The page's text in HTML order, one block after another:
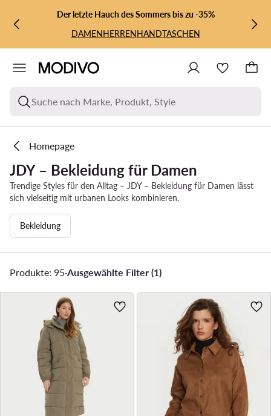
ZUM HAUPTINHALT SPRINGEN
ZUR SUCHEDer letzte Hauch des Sommers bis zu -35%
DAMENHERRENHANDTASCHEN
Suche nach Marke, Produkt, Style
Homepage
JDY – Bekleidung für Damen
Trendige Styles für den Alltag – JDY – Bekleidung für Damen lässt
sich vielseitig mit urbanen Looks kombinieren.
Bekleidung
Produkte: 95·Ausgewählte Filter (1)